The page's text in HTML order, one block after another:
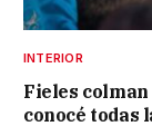
INTERIOR
Fieles colman
conocé todas